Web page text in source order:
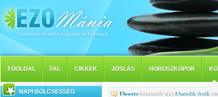
Ezoterikus életmód magazin és közösség
FÖOLDAL FAL CIKKEK JÓSLÁS HOROSZKÓPOK
NAPI BÖLCSESSÉG Flowers hozzászólt a(z) A hatodik érzék